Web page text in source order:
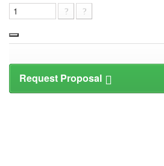
Request Proposal